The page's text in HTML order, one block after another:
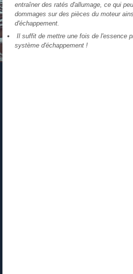
entraîner des ratés d'allumage, ce qui
dommages sur des pièces du moteur
d'échappement.
Il suffit de mettre une fois de l'essence
système d'échappement !